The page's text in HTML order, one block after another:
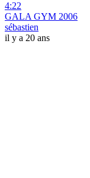
4:22
GALA GYM 2006
sébastien
il y a 20 ans